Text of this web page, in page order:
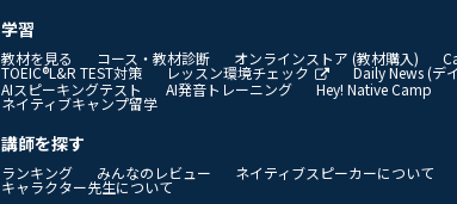
学習
教材を見る コース・教材診断 オンラインストア (教材購入)
TOEIC®L&R TEST対策 レッスン環境チェック Daily News (デ
AIスピーキングテスト
AI発音トレーニング Hey! Native Camp
ネイティブキャンプ留学
講師を探す
ランキング みんなのレビュー ネイティブスピーカーについて
キャラクター先生について